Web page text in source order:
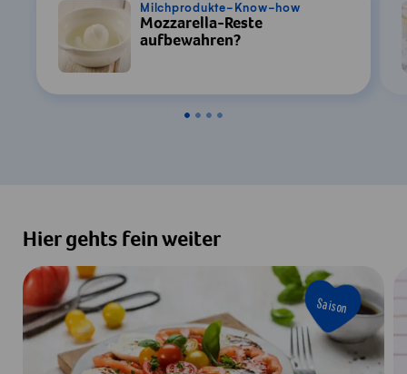
Milchprodukte-Know-how
Mozzarella-Reste
aufbewahren?
Hier gehts fein weiter
Saison